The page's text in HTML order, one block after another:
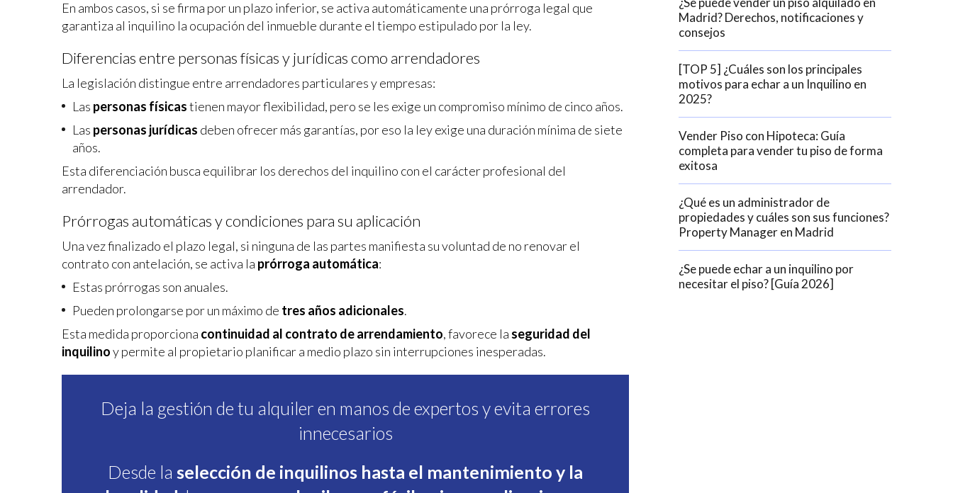
En ambos casos, si se firma por un plazo inferior, se activa automáticamente una prórroga legal que
garantiza al inquilino la ocupación del inmueble durante el tiempo estipulado por la ley.
Diferencias entre personas físicas y jurídicas como arrendadores
La legislación distingue entre arrendadores particulares y empresas:
Las personas físicastienen mayor flexibilidad, pero se les exige un compromiso mínimo de cinco años.
Las personas jurídicas deben ofrecer más garantías, por eso la ley exige una duración mínima de siete
años.
Esta diferenciación busca equilibrar los derechos del inquilino con el carácter profesional del
arrendador.
Prórrogas automáticas y condiciones para su aplicación
Una vez finalizado el plazo legal, si ninguna de las partes manifiesta su voluntad de no renovar el
contrato con antelación, se activa la prórroga automática:
Estas prórrogas son anuales.
Pueden prolongarse por un máximo de tres años adicionales.
Esta medida proporciona continuidad al contrato de arrendamiento, favorece la seguridad del
inquilinoy permite al propietario planificar a medio plazo sin interrupciones inesperadas.
Deja la gestión de tu alquiler en manos de expertos y evita errores
innecesarios
Desde la selección de inquilinos hasta el mantenimiento y la
Madrid? Derechos, notificaciones y
consejos
[TOP 5] ¿Cuáles son los principales
motivos para echar a un Inquilino en
2025?
Vender Piso con Hipoteca: Guía
completa para vender tu piso de forma
exitosa
¿Qué es un administrador de
propiedades y cuáles son sus funciones?
Property Manager en Madrid
¿Se puede echar a un inquilino por
necesitar el piso? [Guía 2026]